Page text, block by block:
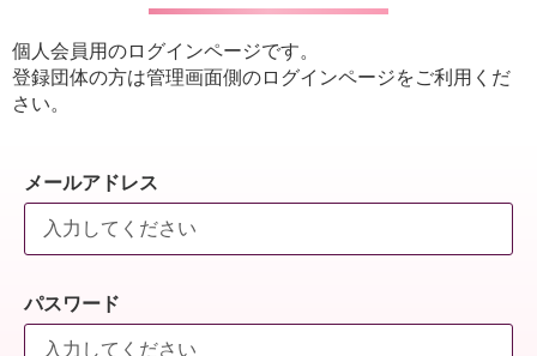
個人会員用のログインページです。
登録団体の方は管理画面側のログインページをご利用くだ
さい。
メールアドレス
パスワード